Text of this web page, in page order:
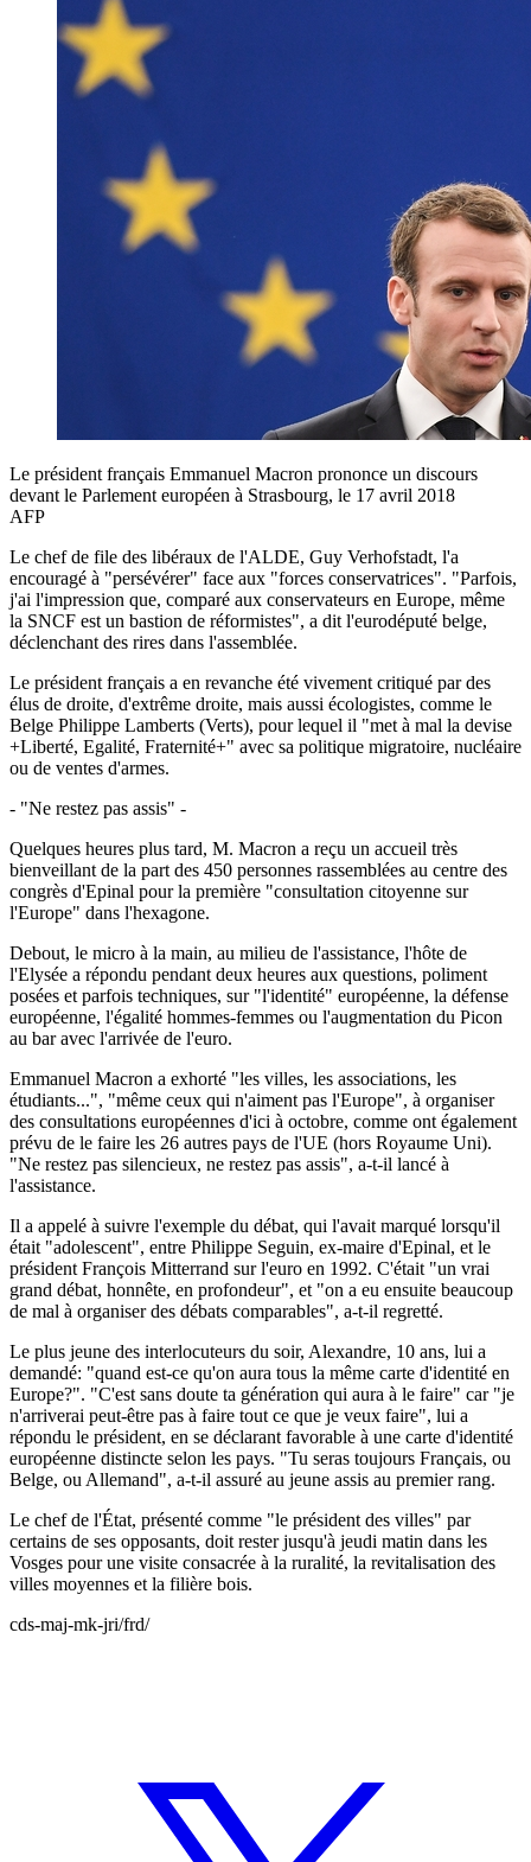
Le président français Emmanuel Macron prononce un discours
devant le Parlement européen à Strasbourg, le 17 avril 2018
AFP
Le chef de file des libéraux de l'ALDE, Guy Verhofstadt, l'a
encouragé à "persévérer" face aux "forces conservatrices". "Parfois,
j'ai l'impression que, comparé aux conservateurs en Europe, même
la SNCF est un bastion de réformistes", a dit l'eurodéputé belge,
déclenchant des rires dans l'assemblée.
Le président français a en revanche été vivement critiqué par des
élus de droite, d'extrême droite, mais aussi écologistes, comme le
Belge Philippe Lamberts (Verts), pour lequel il "met à mal la devise
+Liberté, Egalité, Fraternité+" avec sa politique migratoire, nucléaire
ou de ventes d'armes.
- "Ne restez pas assis" -
Quelques heures plus tard, M. Macron a reçu un accueil très
bienveillant de la part des 450 personnes rassemblées au centre des
congrès d'Epinal pour la première "consultation citoyenne sur
l'Europe" dans l'hexagone.
Debout, le micro à la main, au milieu de l'assistance, l'hôte de
l'Elysée a répondu pendant deux heures aux questions, poliment
posées et parfois techniques, sur "l'identité" européenne, la défense
européenne, l'égalité hommes-femmes ou l'augmentation du Picon
au bar avec l'arrivée de l'euro.
Emmanuel Macron a exhorté "les villes, les associations, les
étudiants...", "même ceux qui n'aiment pas l'Europe", à organiser
des consultations européennes d'ici à octobre, comme ont également
prévu de le faire les 26 autres pays de l'UE (hors Royaume Uni).
"Ne restez pas silencieux, ne restez pas assis", a-t-il lancé à
l'assistance.
Il a appelé à suivre l'exemple du débat, qui l'avait marqué lorsqu'il
était "adolescent", entre Philippe Seguin, ex-maire d'Epinal, et le
président François Mitterrand sur l'euro en 1992. C'était "un vrai
grand débat, honnête, en profondeur", et "on a eu ensuite beaucoup
de mal à organiser des débats comparables", a-t-il regretté.
Le plus jeune des interlocuteurs du soir, Alexandre, 10 ans, lui a
demandé: "quand est-ce qu'on aura tous la même carte d'identité en
Europe?". "C'est sans doute ta génération qui aura à le faire" car "je
n'arriverai peut-être pas à faire tout ce que je veux faire", lui a
répondu le président, en se déclarant favorable à une carte d'identité
européenne distincte selon les pays. "Tu seras toujours Français, ou
Belge, ou Allemand", a-t-il assuré au jeune assis au premier rang.
Le chef de l'État, présenté comme "le président des villes" par
certains de ses opposants, doit rester jusqu'à jeudi matin dans les
Vosges pour une visite consacrée à la ruralité, la revitalisation des
villes moyennes et la filière bois.
cds-maj-mk-jri/frd/